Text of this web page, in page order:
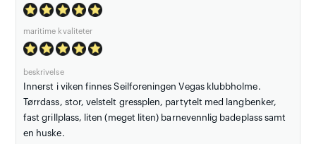
maritime kvaliteter
beskrivelse
Innerst i viken finnes Seilforeningen Vegas klubbholme.
Tørrdass, stor, velstelt gressplen, partytelt med langbenker,
fast grillplass, liten (meget liten) barnevennlig badeplass samt
en huske.